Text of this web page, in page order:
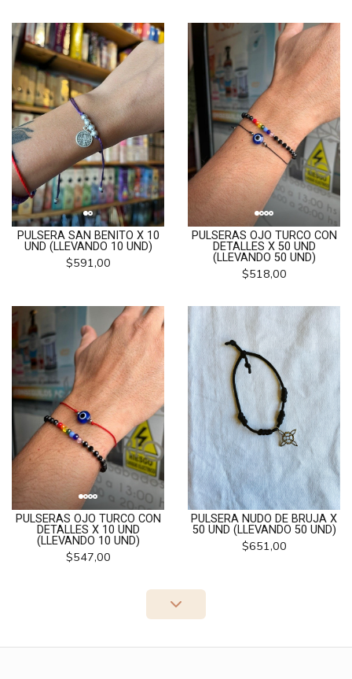
PULSERA SAN BENITO X 10
UND (LLEVANDO 10 UND)
$591,00
PULSERAS OJO TURCO CON
DETALLES X 50 UND
(LLEVANDO 50 UND)
$518,00
PULSERAS OJO TURCO CON
DETALLES X 10 UND
(LLEVANDO 10 UND)
$547,00
PULSERA NUDO DE BRUJA X
50 UND (LLEVANDO 50 UND)
$651,00